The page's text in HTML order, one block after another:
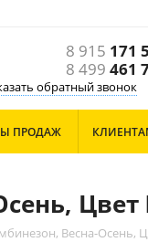
8 915 171
8 499 461
обратный звонок
ПРОДАЖ
Весна-Осень,